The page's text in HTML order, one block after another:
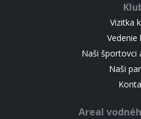
Vizitka
Vedenie
Naši športovci
Naši
Areal